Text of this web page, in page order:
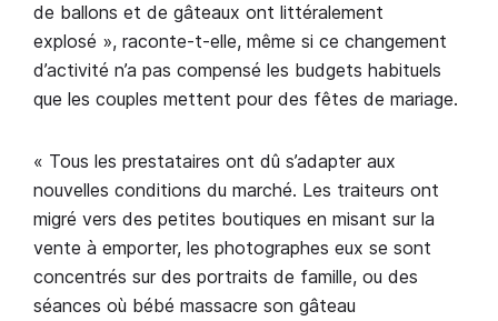
de ballons et de gâteaux ont littéralement
explosé », raconte-t-elle, même si ce changement
d’activité n’a pas compensé les budgets habituels
que les couples mettent pour des fêtes de mariage.
« Tous les prestataires ont dû s’adapter aux
nouvelles conditions du marché. Les traiteurs ont
migré vers des petites boutiques en misant sur la
vente à emporter, les photographes eux se sont
concentrés sur des portraits de famille, ou des
séances où bébé massacre son gâteau